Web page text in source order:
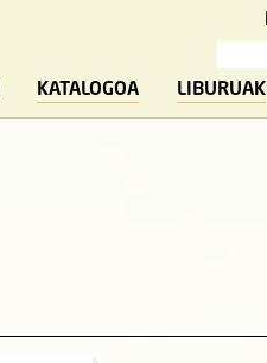
KATALOGOA LIBURUAK